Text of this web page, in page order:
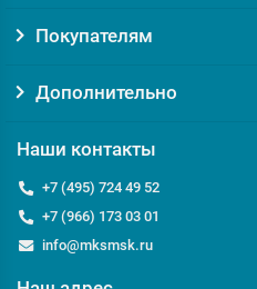
Покупателям
Дополнительно
Наши контакты
+7 (495) 724 49 52
+7 (966) 173 03 01
info@mksmsk.ru